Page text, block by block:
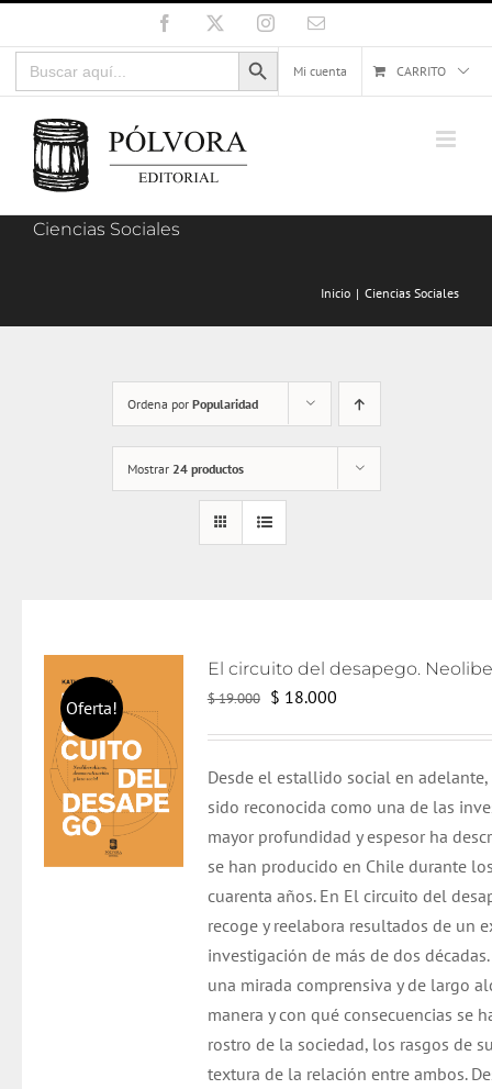
al
contenido
Facebook InstagramCorreo
Buscar:
Botón de búsqueda
Mi cuenta
CARRITO
Ciencias Sociales
Inicio Ciencias Sociales
Ordena por Popularidad
Mostrar 24 productos
Oferta! $19.000
El
era:
$ 19.000.
$ 18.000El
es:
$ 18.000.
Desde el estallido social en adelante,
sido reconocida como una de las
mayor profundidad y espesor ha
se han producido en Chile durante
cuarenta años. En El circuito del
recoge y reelabora resultados de un
investigación de más de dos
una mirada comprensiva y de largo
manera y con qué consecuencias se
rostro de la sociedad, los rasgos de
textura de la relación entre ambos.